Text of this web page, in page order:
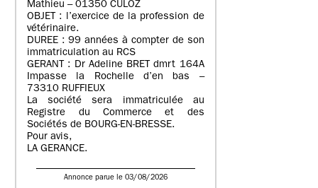
Mathieu – 01350 CULOZ
OBJET : l’exercice de la profession de
vétérinaire.
DUREE : 99 années à compter de son
immatriculation au RCS
GERANT : Dr Adeline BRET dmrt 164A
Impasse la Rochelle d’en bas –
73310 RUFFIEUX
La société sera immatriculée au
Registre du Commerce et des
Sociétés de BOURG-EN-BRESSE.
Pour avis,
LA GERANCE.
Annonce parue le 03/08/2026